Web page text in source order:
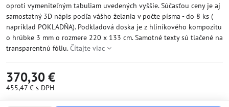
oproti vymeniteľným tabuliam uvedených vyššie. Súčasťou ceny je aj
samostatný 3D nápis podľa vášho želania v počte písma - do 8 ks (
napríklad POKLADŇA). Podkladová doska je z hliníkového kompozitu
o hrúbke 3 mm o rozmere 220 x 133 cm. Samotné texty sú tlačené na
transparentnú fóliu.Čítajte viac
370,30 €
455,47 € s DPH